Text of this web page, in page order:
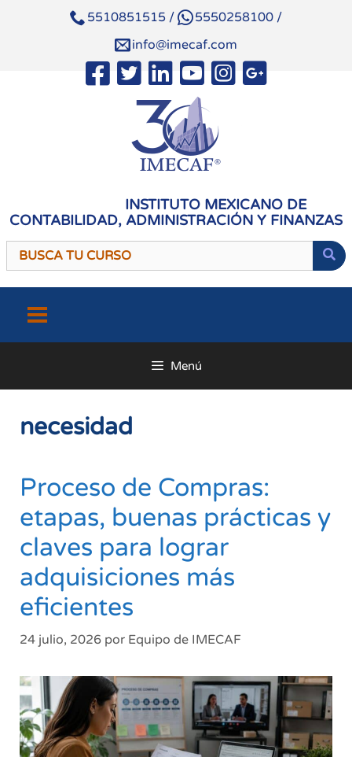
5510851515 / 5550258100 /
info@imecaf.com
INSTITUTO MEXICANO DE
CONTABILIDAD, ADMINISTRACIÓN Y FINANZAS
contenido
Menú
necesidad
Proceso de Compras:
etapas, buenas prácticas y
claves para lograr
adquisiciones más
eficientes
24 julio, 2026 por Equipo de IMECAF